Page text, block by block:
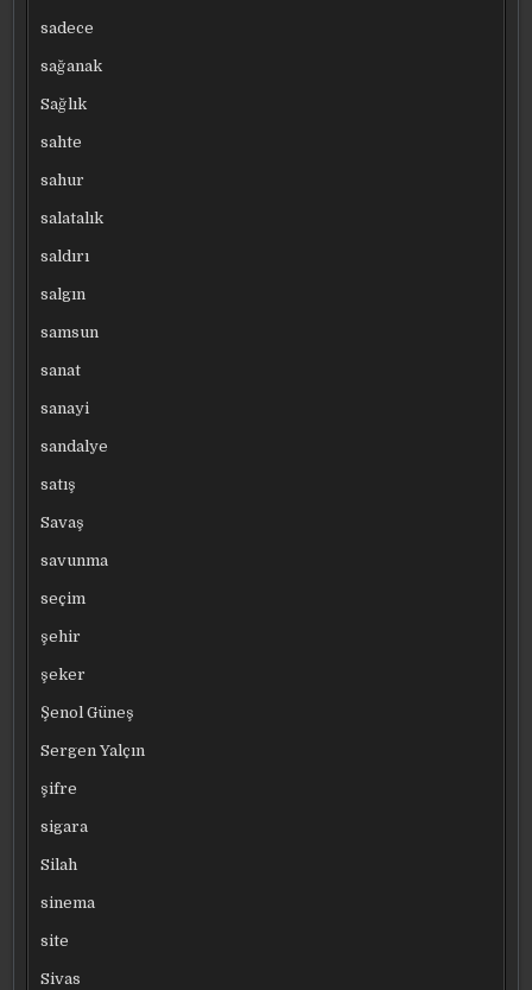
sadece
sağanak
Sağlık
sahte
sahur
salatalık
saldırı
salgın
samsun
sanat
sanayi
sandalye
satış
Savaş
savunma
seçim
şehir
şeker
Şenol Güneş
Sergen Yalçın
şifre
sigara
Silah
sinema
site
Sivas